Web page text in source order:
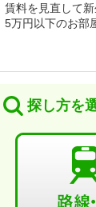
賃料を見直して新
5万円以下のお部
探し方を